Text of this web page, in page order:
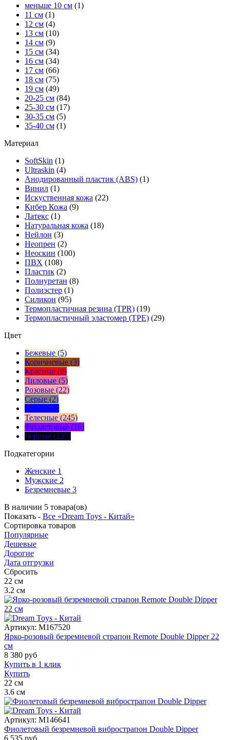
меньше 10 см (1)
11 см (1)
12 см (4)
13 см (10)
14 см (9)
15 см (34)
16 см (34)
17 см (66)
18 см (75)
19 см (49)
20-25 см (84)
25-30 см (17)
30-35 см (5)
35-40 см (1)
Материал
SoftSkin (1)
Ultraskin (4)
Анодированный пластик (ABS) (1)
Винил (1)
Искуственная кожа (22)
Кибер Кожа (9)
Латекс (1)
Натуральная кожа (18)
Нейлон (3)
Неопрен (2)
Неоскин (100)
ПВХ (108)
Пластик (2)
Полиуретан (8)
Полиэстер (1)
Силикон (95)
Термопластичная резина (TPR) (19)
Термопластичный эластомер (TPE) (29)
Цвет
Бежевые (5)
Коричневые (3)
Красные (9)
Лиловые (5)
Розовые (22)
Серые (2)
Телесные (245)
Фиолетовые (16)
Черные (125)
Подкатегории
Женские 1
Мужские 2
Безремневые 3
В наличии 5 товара(ов)
Показать - Все «Dream Toys - Китай»
Сортировка товаров
Популярные
Дешевые
Дорогие
Дата отгрузки
Сбросить
22 см
3.2 см
Артикул: M167520
Ярко-розовый безремневой страпон Remote Double Dipper 22
см
8 380 руб
Купить в 1 клик
Купить
22 см
3.6 см
Артикул: M146641
Фиолетовый безремневой вибрострапон Double Dipper
6 535 руб